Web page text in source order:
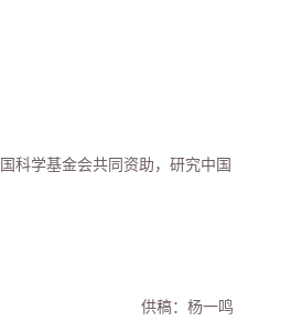
科学基金会共同资助，研究中国
供稿：杨一鸣